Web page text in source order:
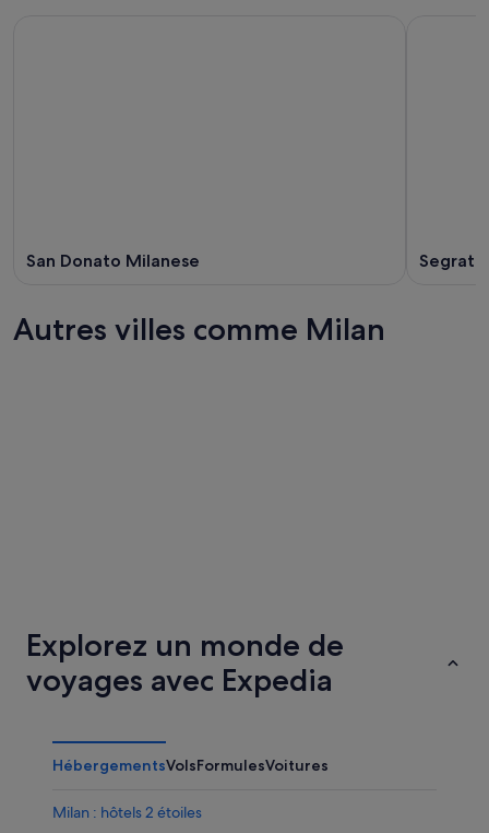
San Donato Milanese Segrate
Autres villes comme Milan
Explorez un monde de
voyages avec Expedia
HébergementsVolsFormulesVoitures
Milan : hôtels 2 étoiles